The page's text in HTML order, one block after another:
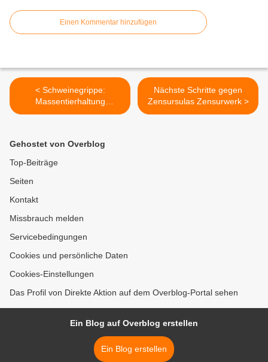
Einen Kommentar hinzufügen
< Schweinegrippe:
Massentierhaltung
verantwortlich?
Nächste Schritte gegen
Zensursulas Zensurwerk >
Gehostet von Overblog
Top-Beiträge
Seiten
Kontakt
Missbrauch melden
Servicebedingungen
Cookies und persönliche Daten
Cookies-Einstellungen
Das Profil von Direkte Aktion auf dem Overblog-Portal sehen
Ein Blog auf Overblog erstellen
Ein Blog erstellen